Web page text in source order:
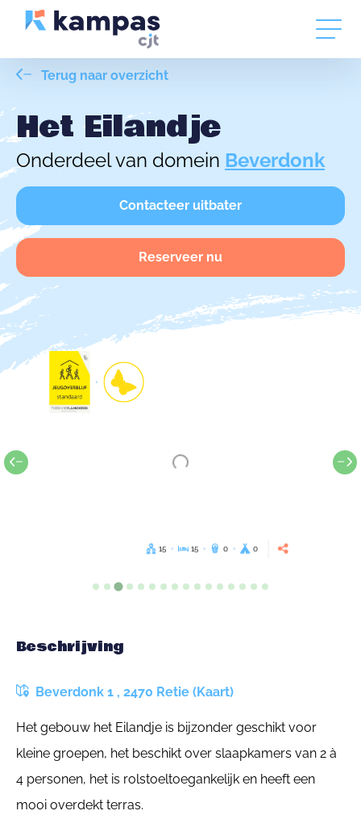
Terug naar overzicht
Het Eilandje
Onderdeel van domein Beverdonk
Contacteer uitbater
Reserveer nu
15 15 0 0
Beschrijving
Beverdonk 1 , 2470 Retie (Kaart)
Het gebouw het Eilandje is bijzonder geschikt voor
kleine groepen, het beschikt over slaapkamers van 2 à
4 personen, het is rolstoeltoegankelijk en heeft een
mooi overdekt terras.